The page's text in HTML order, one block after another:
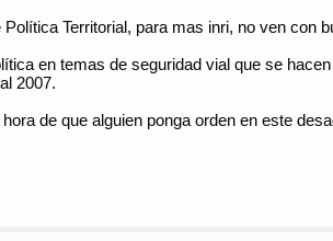
Territorial, para mas inri, no ven con
en temas de seguridad vial que se
2007.
de que alguien ponga orden en este